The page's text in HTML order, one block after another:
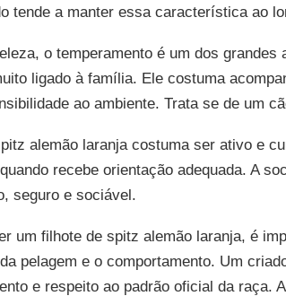
tende a manter essa característica ao
o temperamento é um dos
ligado à família. Ele costuma
ao ambiente. Trata se de um
alemão laranja costuma ser ativo e
recebe orientação adequada. A
seguro e sociável.
um filhote de spitz alemão laranja, é
pelagem e o comportamento. Um
e respeito ao padrão oficial da raça.